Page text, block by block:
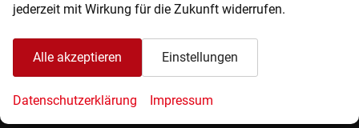
markenungebundenen Autohäuser in Norddeutschland.
jederzeit mit Wirkung für die Zukunft widerrufen.
Alle akzeptieren Einstellungen
Datenschutzerklärung Impressum